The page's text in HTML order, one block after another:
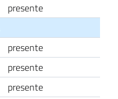
presente
presente
presente
presente